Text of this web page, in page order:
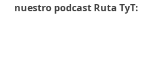
nuestro podcast Ruta TyT: